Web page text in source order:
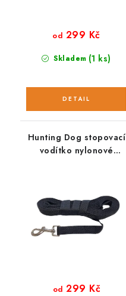
Skladem (1 ks)
od 299 Kč
Hunting Dog stopovací
vodítko nylonové
od 299 Kč